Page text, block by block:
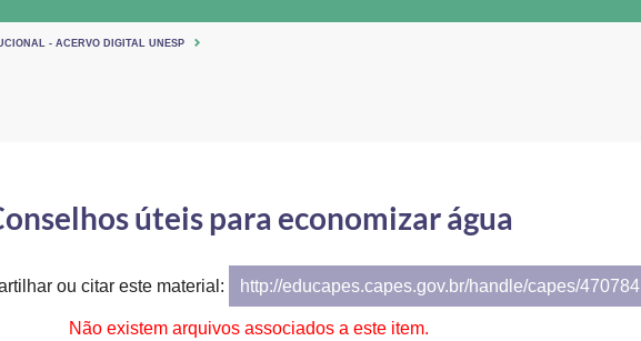
- ACERVO DIGITAL UNESP
úteis para economizar água
ou citar este material: http://educapes.capes.gov.br/handle/capes/470784
Não existem arquivos associados a este item.